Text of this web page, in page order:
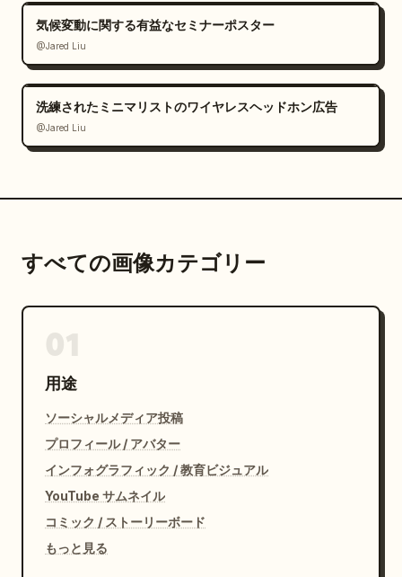
気候変動に関する有益なセミナーポスター
@Jared Liu
洗練されたミニマリストのワイヤレスヘッドホン広告
@Jared Liu
すべての画像カテゴリー
用途
ソーシャルメディア投稿
プロフィール / アバター
インフォグラフィック / 教育ビジュアル
YouTube サムネイル
コミック / ストーリーボード
もっと見る